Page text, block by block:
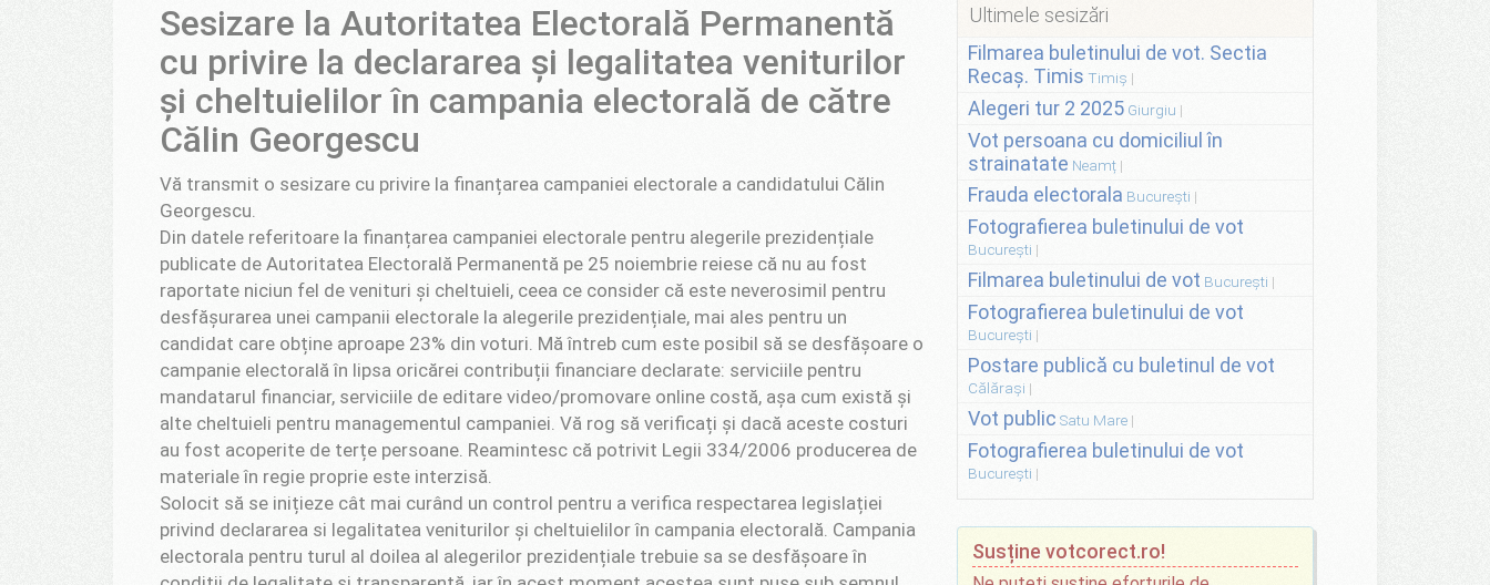
Sesizare la Autoritatea Electorală Permanentă
cu privire la declararea și legalitatea veniturilor
și cheltuielilor în campania electorală de către
Călin Georgescu
Vă transmit o sesizare cu privire la finanțarea campaniei electorale a candidatului Călin
Georgescu.
Din datele referitoare la finanțarea campaniei electorale pentru alegerile prezidențiale
publicate de Autoritatea Electorală Permanentă pe 25 noiembrie reiese că nu au fost
raportate niciun fel de venituri și cheltuieli, ceea ce consider că este neverosimil pentru
desfășurarea unei campanii electorale la alegerile prezidențiale, mai ales pentru un
candidat care obține aproape 23% din voturi. Mă întreb cum este posibil să se desfășoare o
campanie electorală în lipsa oricărei contribuții financiare declarate: serviciile pentru
mandatarul financiar, serviciile de editare video/promovare online costă, așa cum există și
alte cheltuieli pentru managementul campaniei. Vă rog să verificați și dacă aceste costuri
au fost acoperite de terțe persoane. Reamintesc că potrivit Legii 334/2006 producerea de
materiale în regie proprie este interzisă.
Solocit să se inițieze cât mai curând un control pentru a verifica respectarea legislației
privind declararea si legalitatea veniturilor și cheltuielilor în campania electorală. Campania
electorala pentru turul al doilea al alegerilor prezidențiale trebuie sa se desfășoare în
Ultimele sesizări
Filmarea buletinului de vot. Sectia
Recaș. Timis Timiș
Alegeri tur 2 2025 Giurgiu
Vot persoana cu domiciliul în
strainatate Neamț
Frauda electorala București
Fotografierea buletinului de vot
București
Filmarea buletinului de vot București
Fotografierea buletinului de vot
București
Postare publică cu buletinul de vot
Călărași
Vot public Satu Mare
Fotografierea buletinului de vot
București
Susține votcorect.ro!